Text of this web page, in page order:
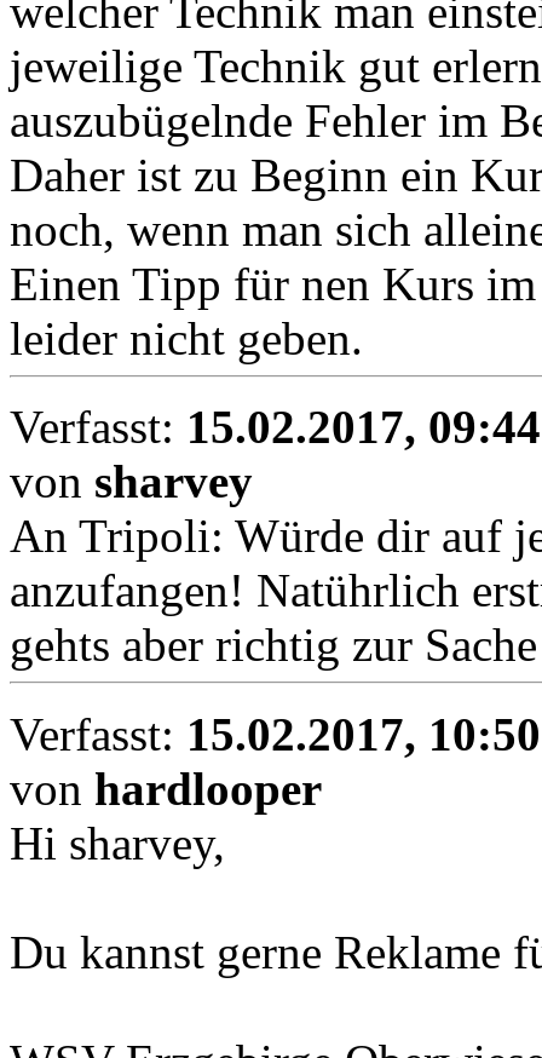
welcher Technik man
jeweilige Technik gut
auszubügelnde Fehler im
Daher ist zu Beginn ein
noch, wenn man sich
Einen Tipp für nen Kurs
leider nicht geben.
Verfasst: 15.02.2017, 09:44
von sharvey
An Tripoli: Würde dir auf
anzufangen! Natührlich
gehts aber richtig zur
Verfasst: 15.02.2017, 10:50
von hardlooper
Hi sharvey,
Du kannst gerne Reklame